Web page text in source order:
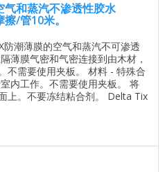
和蒸汽不渗透性胶水
/管10米。
潮薄膜的空气和蒸汽不可渗透
薄膜气密和气密连接到由木材，
不需要使用夹板。 材料 - 特殊合
内工作。不需要使用夹板。 将
上。不要冻结粘合剂。 Delta Tix
5°C 单个墨盒消耗 约。 7米 墨
到+ ...